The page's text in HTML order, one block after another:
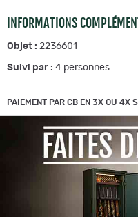
INFORMATIONS
Objet : 2236601
Suivi par : 4 personnes
PAIEMENT PAR CB EN 3X OU 4X